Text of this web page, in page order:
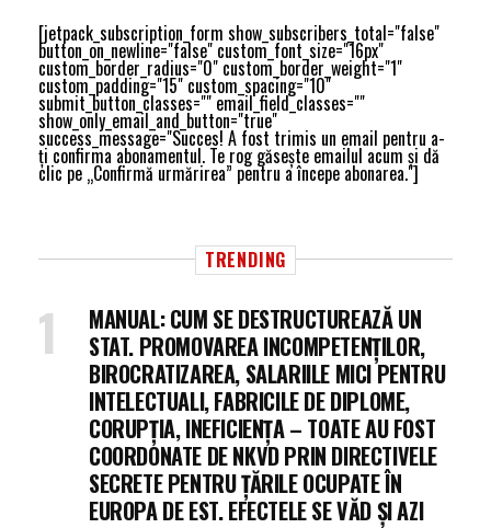
[jetpack_subscription_form show_subscribers_total="false"
button_on_newline="false" custom_font_size="16px"
custom_border_radius="0" custom_border_weight="1"
custom_padding="15" custom_spacing="10"
submit_button_classes="" email_field_classes=""
show_only_email_and_button="true"
success_message="Succes! A fost trimis un email pentru a-
ți confirma abonamentul. Te rog găsește emailul acum și dă
clic pe „Confirmă urmărirea” pentru a începe abonarea."]
TRENDING
MANUAL: CUM SE DESTRUCTUREAZĂ UN
STAT. PROMOVAREA INCOMPETENȚILOR,
BIROCRATIZAREA, SALARIILE MICI PENTRU
INTELECTUALI, FABRICILE DE DIPLOME,
CORUPȚIA, INEFICIENȚA – TOATE AU FOST
COORDONATE DE NKVD PRIN DIRECTIVELE
SECRETE PENTRU ȚĂRILE OCUPATE ÎN
EUROPA DE EST. EFECTELE SE VĂD ȘI AZI